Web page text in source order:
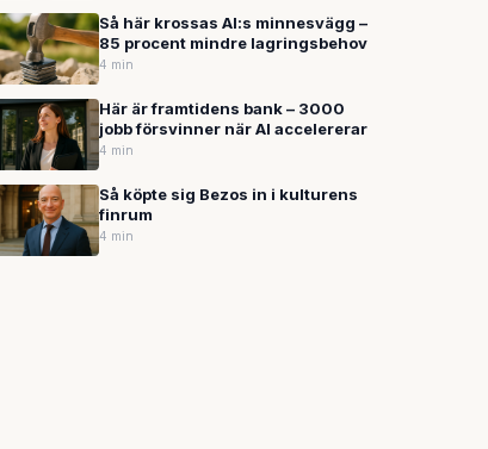
Så här krossas AI:s minnesvägg –
85 procent mindre lagringsbehov
4 min
Här är framtidens bank – 3000
jobb försvinner när AI accelererar
4 min
Så köpte sig Bezos in i kulturens
finrum
4 min